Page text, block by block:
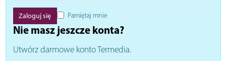
Pamiętaj mnie
Nie masz jeszcze konta?
Utwórz darmowe konto Termedia.